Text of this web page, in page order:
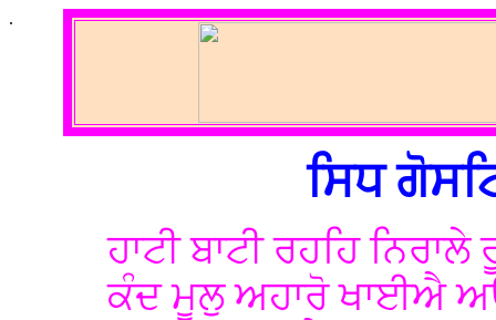
.
ਸਿਧ
ਹਾਟੀ ਬਾਟੀ ਰਹਹਿ
ਕੰਦ ਮੂਲੁ ਅਹਾਰੋ ਖਾਈਐ